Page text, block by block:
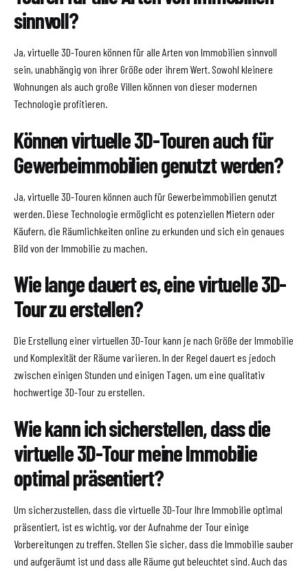
sinnvoll?
Ja, virtuelle 3D-Touren können für alle Arten von Immobilien sinnvoll
sein, unabhängig von ihrer Größe oder ihrem Wert. Sowohl kleinere
Wohnungen als auch große Villen können von dieser modernen
Technologie profitieren.
Können virtuelle 3D-Touren auch für
Gewerbeimmobilien genutzt werden?
Ja, virtuelle 3D-Touren können auch für Gewerbeimmobilien genutzt
werden. Diese Technologie ermöglicht es potenziellen Mietern oder
Käufern, die Räumlichkeiten online zu erkunden und sich ein genaues
Bild von der Immobilie zu machen.
Wie lange dauert es, eine virtuelle 3D-
Tour zu erstellen?
Die Erstellung einer virtuellen 3D-Tour kann je nach Größe der Immobilie
und Komplexität der Räume variieren. In der Regel dauert es jedoch
zwischen einigen Stunden und einigen Tagen, um eine qualitativ
hochwertige 3D-Tour zu erstellen.
Wie kann ich sicherstellen, dass die
virtuelle 3D-Tour meine Immobilie
optimal präsentiert?
Um sicherzustellen, dass die virtuelle 3D-Tour Ihre Immobilie optimal
präsentiert, ist es wichtig, vor der Aufnahme der Tour einige
Vorbereitungen zu treffen. Stellen Sie sicher, dass die Immobilie sauber
und aufgeräumt ist und dass alle Räume gut beleuchtet sind. Auch das